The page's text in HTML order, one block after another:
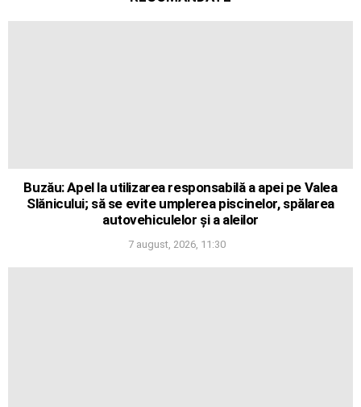
Buzău: Apel la utilizarea responsabilă a apei pe Valea
Slănicului; să se evite umplerea piscinelor, spălarea
autovehiculelor și a aleilor
7 august, 2026, 11:30